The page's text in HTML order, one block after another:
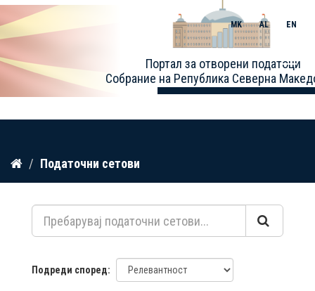
Прескокнете
содржина
Портал за отворени податоци
Собрание на Република Северна
MK AL EN
Toggle
Податочни сетови
Подреди според